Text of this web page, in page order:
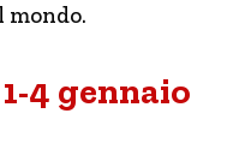
4 gennaio